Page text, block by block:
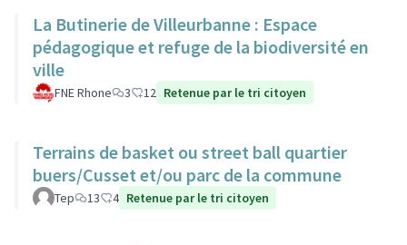
La Butinerie de Villeurbanne : Espace
pédagogique et refuge de la biodiversité en
ville
FNE Rhone 3 12 Retenue par le tri citoyen
Terrains de basket ou street ball quartier
buers/Cusset et/ou parc de la commune
Tep 13 4 Retenue par le tri citoyen